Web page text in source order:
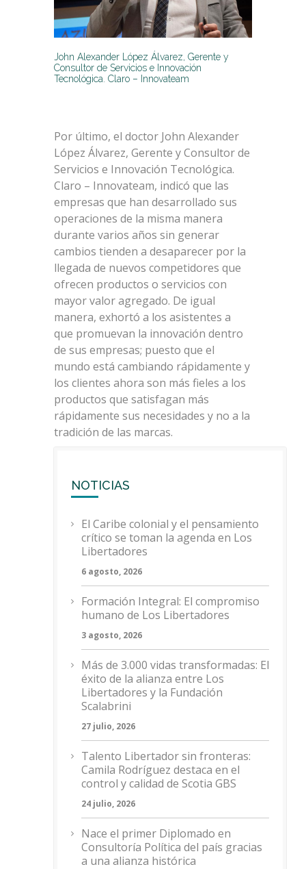
John Alexander López Álvarez, Gerente y
Consultor de Servicios e Innovación
Tecnológica. Claro – Innovateam
Por último, el doctor John Alexander
López Álvarez, Gerente y Consultor de
Servicios e Innovación Tecnológica.
Claro – Innovateam, indicó que las
empresas que han desarrollado sus
operaciones de la misma manera
durante varios años sin generar
cambios tienden a desaparecer por la
llegada de nuevos competidores que
ofrecen productos o servicios con
mayor valor agregado. De igual
manera, exhortó a los asistentes a
que promuevan la innovación dentro
de sus empresas; puesto que el
mundo está cambiando rápidamente y
los clientes ahora son más fieles a los
productos que satisfagan más
rápidamente sus necesidades y no a la
tradición de las marcas.
NOTICIAS
El Caribe colonial y el pensamiento
crítico se toman la agenda en Los
Libertadores
6 agosto, 2026
Formación Integral: El compromiso
humano de Los Libertadores
3 agosto, 2026
Más de 3.000 vidas transformadas: El
éxito de la alianza entre Los
Libertadores y la Fundación
Scalabrini
27 julio, 2026
Talento Libertador sin fronteras:
Camila Rodríguez destaca en el
control y calidad de Scotia GBS
24 julio, 2026
Nace el primer Diplomado en
Consultoría Política del país gracias
a una alianza histórica